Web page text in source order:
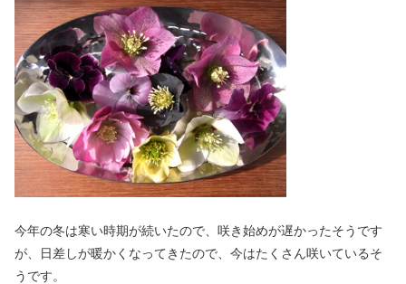
今年の冬は寒い時期が続いたので、咲き始めが遅かったそうです
が、日差しが暖かくなってきたので、今はたくさん咲いているそ
うです。